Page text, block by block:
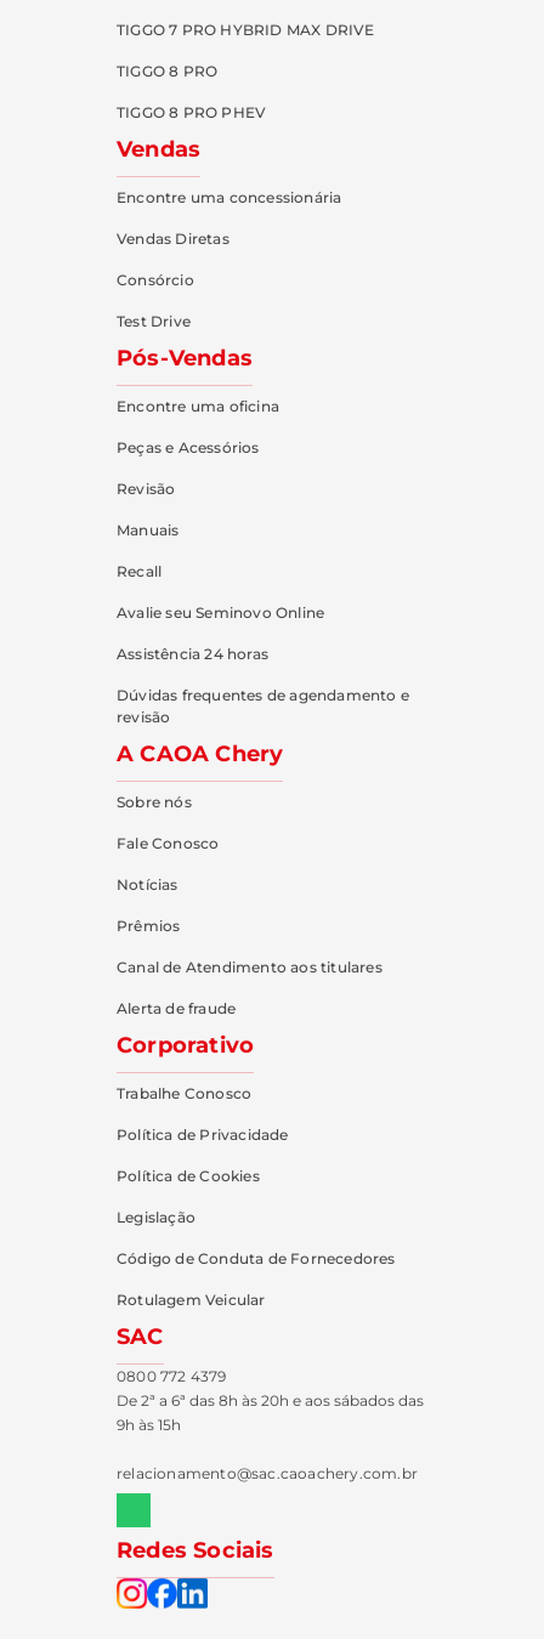
TIGGO 7 PRO HYBRID MAX DRIVE
TIGGO 8 PRO
TIGGO 8 PRO PHEV
Vendas
Encontre uma concessionária
Vendas Diretas
Consórcio
Test Drive
Pós-Vendas
Encontre uma oficina
Peças e Acessórios
Revisão
Manuais
Recall
Avalie seu Seminovo Online
Assistência 24 horas
Dúvidas frequentes de agendamento e
revisão
A CAOA Chery
Sobre nós
Fale Conosco
Notícias
Prêmios
Canal de Atendimento aos titulares
Alerta de fraude
Corporativo
Trabalhe Conosco
Política de Privacidade
Política de Cookies
Legislação
Código de Conduta de Fornecedores
Rotulagem Veicular
SAC
0800 772 4379
De 2ª a 6ª das 8h às 20h e aos sábados das
9h às 15h
relacionamento@sac.caoachery.com.br
Redes Sociais